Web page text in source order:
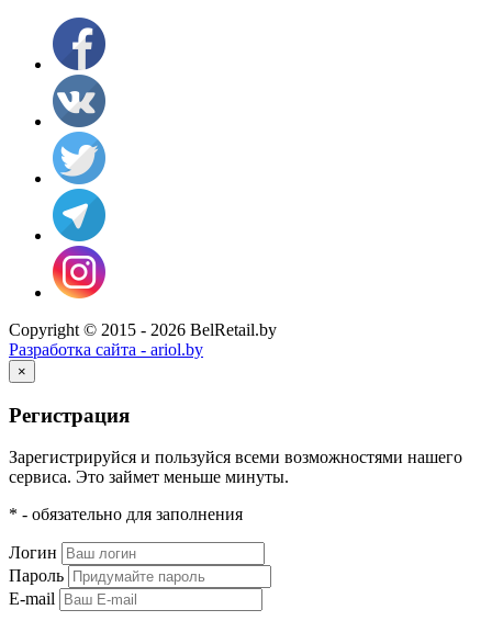
Copyright © 2015 - 2026 BelRetail.by
Разработка сайта - ariol.by
×
Регистрация
Зарегистрируйся и пользуйся всеми возможностями нашего
сервиса. Это займет меньше минуты.
* - обязательно для заполнения
Логин
Пароль
E-mail